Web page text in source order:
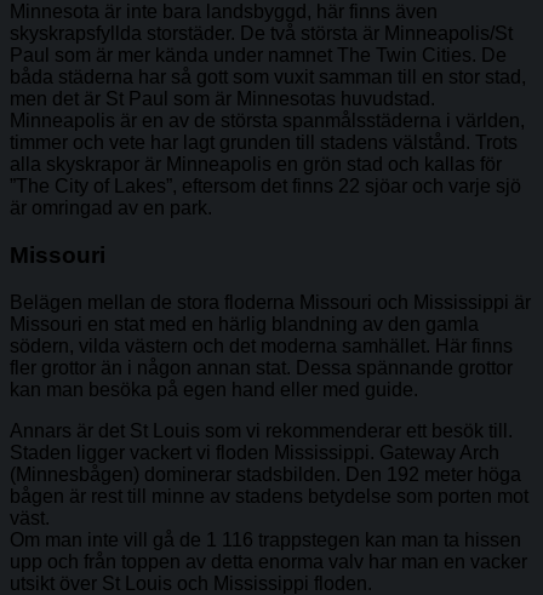
Minnesota är inte bara landsbyggd, här finns även
skyskrapsfyllda storstäder. De två största är Minneapolis/St
Paul som är mer kända under namnet The Twin Cities. De
båda städerna har så gott som vuxit samman till en stor stad,
men det är St Paul som är Minnesotas huvudstad.
Minneapolis är en av de största spanmålsstäderna i världen,
timmer och vete har lagt grunden till stadens välstånd. Trots
alla skyskrapor är Minneapolis en grön stad och kallas för
”The City of Lakes”, eftersom det finns 22 sjöar och varje sjö
är omringad av en park.
Missouri
Belägen mellan de stora floderna Missouri och Mississippi är
Missouri en stat med en härlig blandning av den gamla
södern, vilda västern och det moderna samhället. Här finns
fler grottor än i någon annan stat. Dessa spännande grottor
kan man besöka på egen hand eller med guide.
Annars är det St Louis som vi rekommenderar ett besök till.
Staden ligger vackert vi floden Mississippi. Gateway Arch
(Minnesbågen) dominerar stadsbilden. Den 192 meter höga
bågen är rest till minne av stadens betydelse som porten mot
väst.
Om man inte vill gå de 1 116 trappstegen kan man ta hissen
upp och från toppen av detta enorma valv har man en vacker
utsikt över St Louis och Mississippi floden.